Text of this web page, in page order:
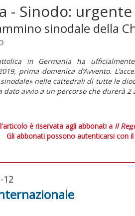
- Sinodo:
sinodale della
in Germania ha
prima domenica d’Avvento.
nelle cattedrali di tutte le
dato avvio a un percorso che durerà 2
è riservata agli abbonati a Il
Gli abbonati possono autenticarsi con
12